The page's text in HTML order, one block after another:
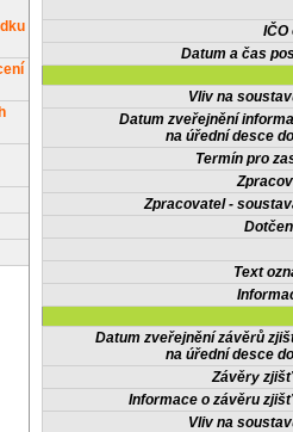
IČO
Datum a čas
Vliv na
Datum zveřejnění
na úřední desce
Termín pro
Zpracovatel -
Text
Datum zveřejnění závěrů
na úřední desce
Závěry
Informace o závěru
Vliv na